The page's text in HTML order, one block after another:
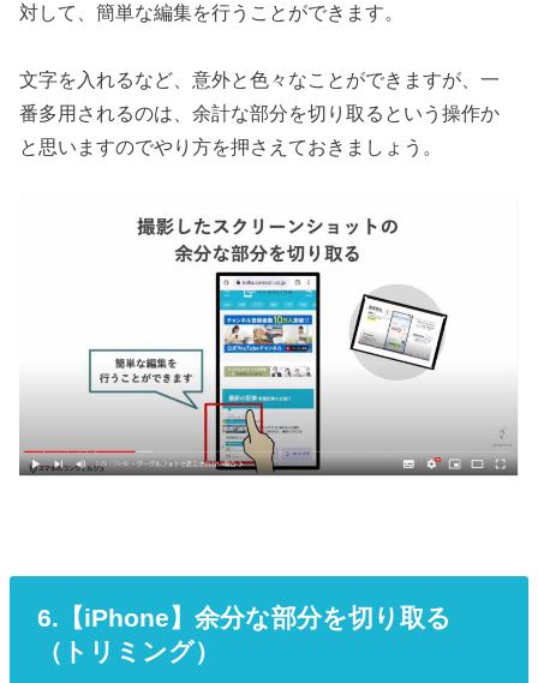
対して、簡単な編集を行うことができます。
文字を入れるなど、意外と色々なことができますが、一
番多用されるのは、余計な部分を切り取るという操作か
と思いますのでやり方を押さえておきましょう。
6.【iPhone】余分な部分を切り取る
（トリミング）